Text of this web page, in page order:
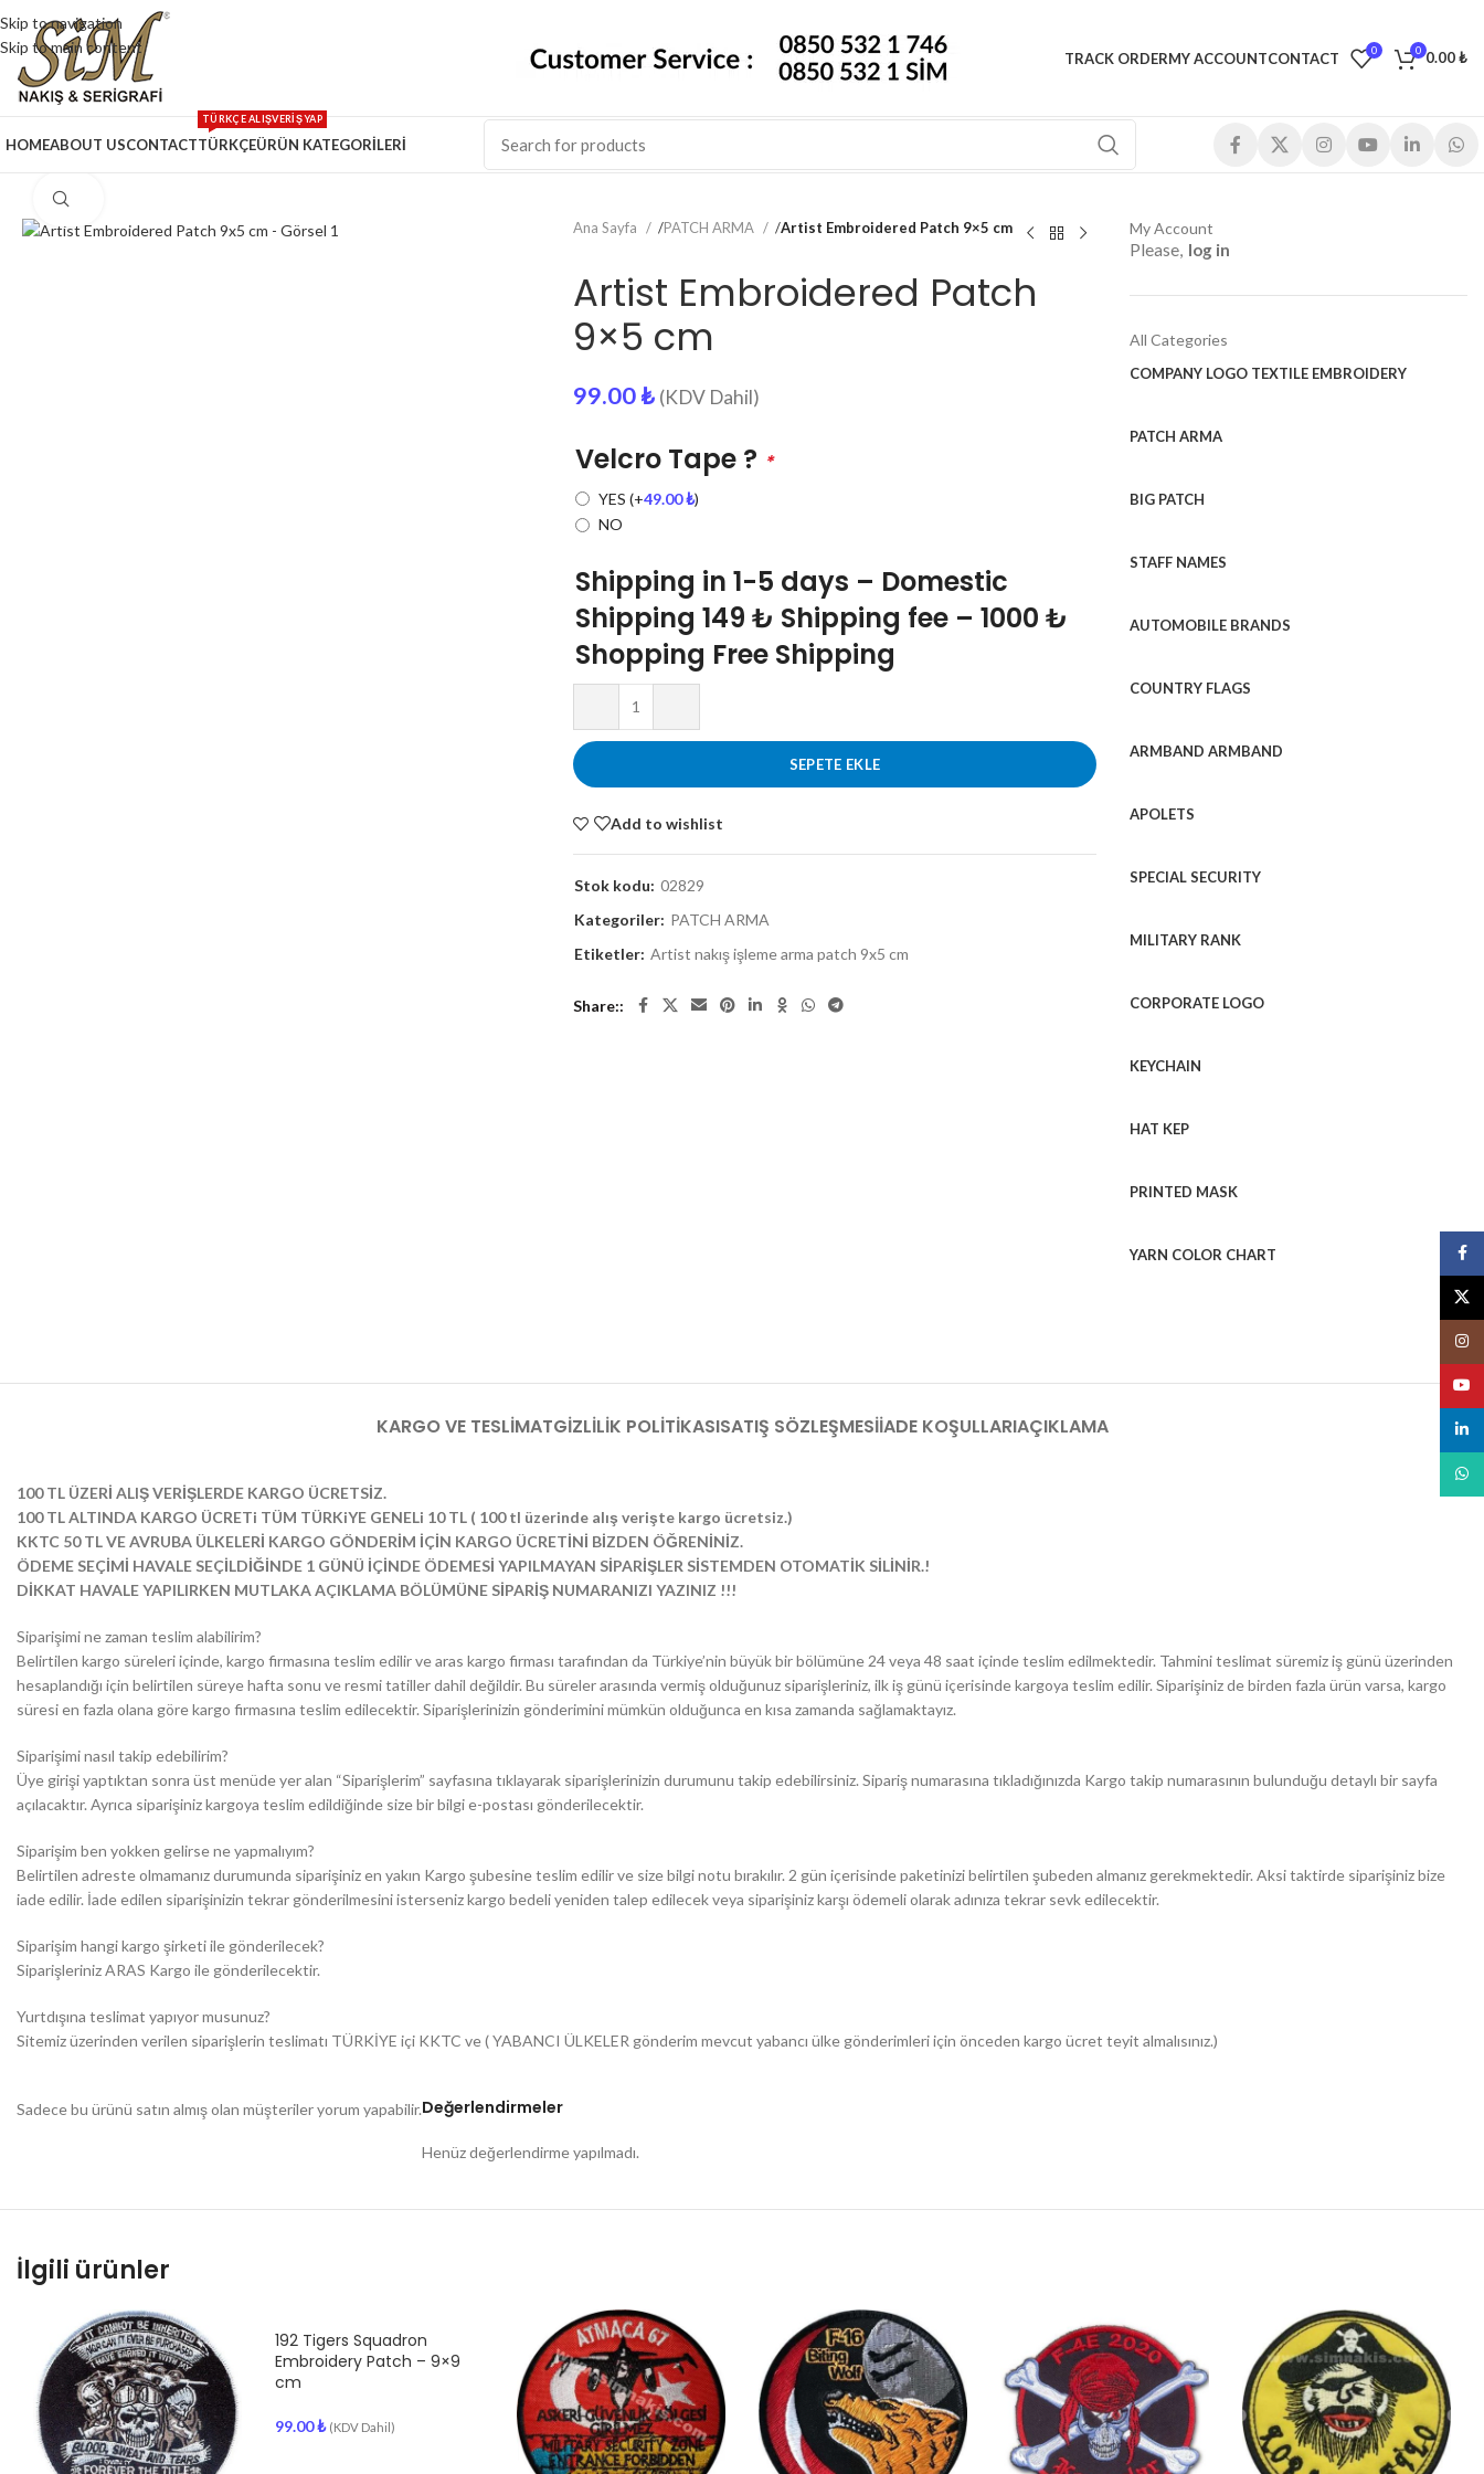
Skip to navigation
Skip to main content
TRACK ORDERMY ACCOUNTCONTACT 0 0 0.00₺
HOMEABOUT USCONTACTTÜRKÇE
TÜRKÇE ALIŞVERİŞ YAP
ÜRÜN KATEGORİLERİ
Ana Sayfa /PATCH ARMA /Artist Embroidered Patch 9×5 cm
Artist Embroidered Patch
9×5 cm
99.00₺ (KDV Dahil)
Velcro Tape ? *
YES (+49.00₺)
NO
Shipping in 1-5 days – Domestic
Shipping 149 ₺ Shipping fee – 1000 ₺
Shopping Free Shipping
SEPETE EKLE
Add to wishlist
Stok kodu: 02829
Kategoriler: PATCH ARMA
Etiketler: Artist nakış işleme arma patch 9x5 cm
Share:
My Account
Please, log in
All Categories
COMPANY LOGO TEXTILE EMBROIDERY
PATCH ARMA
BIG PATCH
STAFF NAMES
AUTOMOBILE BRANDS
COUNTRY FLAGS
ARMBAND ARMBAND
APOLETS
SPECIAL SECURITY
MILITARY RANK
CORPORATE LOGO
KEYCHAIN
HAT KEP
PRINTED MASK
YARN COLOR CHART
KARGO VE TESLIMATGIZLILIK POLITIKASISATIŞ SÖZLEŞMESIİADE KOŞULLARIAÇIKLAMA
100 TL ÜZERİ ALIŞ VERİŞLERDE KARGO ÜCRETSİZ.
100 TL ALTINDA KARGO ÜCRETi TÜM TÜRKiYE GENELi 10 TL ( 100 tl üzerinde alış verişte kargo ücretsiz.)
KKTC 50 TL VE AVRUBA ÜLKELERİ KARGO GÖNDERİM İÇİN KARGO ÜCRETİNİ BİZDEN ÖĞRENİNİZ.
ÖDEME SEÇİMİ HAVALE SEÇİLDİĞİNDE 1 GÜNÜ İÇİNDE ÖDEMESİ YAPILMAYAN SİPARİŞLER SİSTEMDEN OTOMATİK SİLİNİR.!
DİKKAT HAVALE YAPILIRKEN MUTLAKA AÇIKLAMA BÖLÜMÜNE SİPARİŞ NUMARANIZI YAZINIZ !!!
Siparişimi ne zaman teslim alabilirim?
Belirtilen kargo süreleri içinde, kargo firmasına teslim edilir ve aras kargo firması tarafından da Türkiye’nin büyük bir bölümüne 24 veya 48 saat içinde teslim edilmektedir. Tahmini teslimat süremiz iş günü üzerinden
hesaplandığı için belirtilen süreye hafta sonu ve resmi tatiller dahil değildir. Bu süreler arasında vermiş olduğunuz siparişleriniz, ilk iş günü içerisinde kargoya teslim edilir. Siparişiniz de birden fazla ürün varsa, kargo
süresi en fazla olana göre kargo firmasına teslim edilecektir. Siparişlerinizin gönderimini mümkün olduğunca en kısa zamanda sağlamaktayız.
Siparişimi nasıl takip edebilirim?
Üye girişi yaptıktan sonra üst menüde yer alan “Siparişlerim” sayfasına tıklayarak siparişlerinizin durumunu takip edebilirsiniz. Sipariş numarasına tıkladığınızda Kargo takip numarasının bulunduğu detaylı bir sayfa
açılacaktır. Ayrıca siparişiniz kargoya teslim edildiğinde size bir bilgi e-postası gönderilecektir.
Siparişim ben yokken gelirse ne yapmalıyım?
Belirtilen adreste olmamanız durumunda siparişiniz en yakın Kargo şubesine teslim edilir ve size bilgi notu bırakılır. 2 gün içerisinde paketinizi belirtilen şubeden almanız gerekmektedir. Aksi taktirde siparişiniz bize
iade edilir. İade edilen siparişinizin tekrar gönderilmesini isterseniz kargo bedeli yeniden talep edilecek veya siparişiniz karşı ödemeli olarak adınıza tekrar sevk edilecektir.
Siparişim hangi kargo şirketi ile gönderilecek?
Siparişleriniz ARAS Kargo ile gönderilecektir.
Yurtdışına teslimat yapıyor musunuz?
Sitemiz üzerinden verilen siparişlerin teslimatı TÜRKİYE içi KKTC ve ( YABANCI ÜLKELER gönderim mevcut yabancı ülke gönderimleri için önceden kargo ücret teyit almalısınız.)
Değerlendirmeler
Henüz değerlendirme yapılmadı.
Sadece bu ürünü satın almış olan müşteriler yorum yapabilir.
İlgili ürünler
192 Tigers Squadron
Embroidery Patch – 9×9
cm
99.00₺ (KDV Dahil)